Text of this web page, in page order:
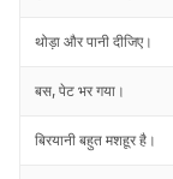
थोड़ा और पानी दीजिए।
बस, पेट भर गया।
बिरयानी बहुत मशहूर है।